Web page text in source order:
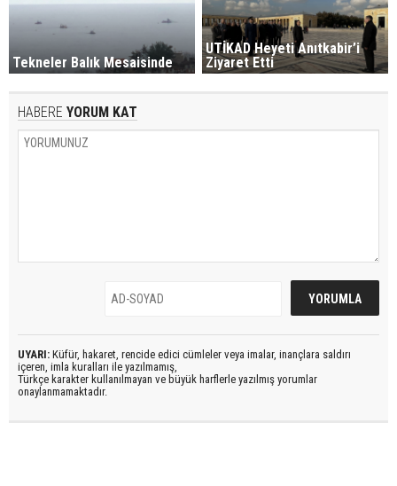
Tekneler Balık Mesaisinde
UTİKAD Heyeti Anıtkabir’i
Ziyaret Etti
HABERE YORUM KAT
UYARI: Küfür, hakaret, rencide edici cümleler veya imalar, inançlara saldırı
içeren, imla kuralları ile yazılmamış,
Türkçe karakter kullanılmayan ve büyük harflerle yazılmış yorumlar
onaylanmamaktadır.